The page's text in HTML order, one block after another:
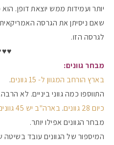
יותר ועמידות ממש יוצאת דופן.
שאם ניסיתן את הגרסה
לגרסה הזו.
מבחר גוונים:
בארץ הורחב המגוון ל- 15 גוונים
.
התווספו כמה גווני ביניים. לא
כיום 28 גוונים
. בארה"ב יש 45 גוונים
מבחר הגוונים אפילו יותר.
המיספור של הגוונים עובד